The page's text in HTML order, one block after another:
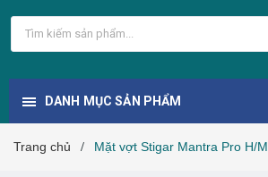
DANH MỤC SẢN PHẨM
Trang chủ / Mặt vợt Stigar Mantra Pro H/M